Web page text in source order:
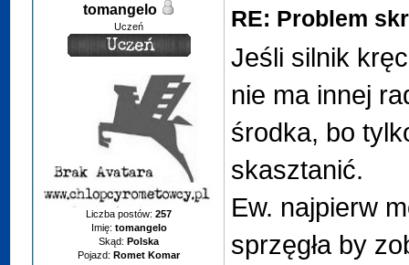
tomangelo
Uczeń
Liczba postów:257
Imię: tomangelo
Skąd: Polska
Pojazd: Romet Komar
RE: Problem
Jeśli silnik
nie ma innej
środka, bo
skasztanić.
Ew. najpierw
sprzęgła by